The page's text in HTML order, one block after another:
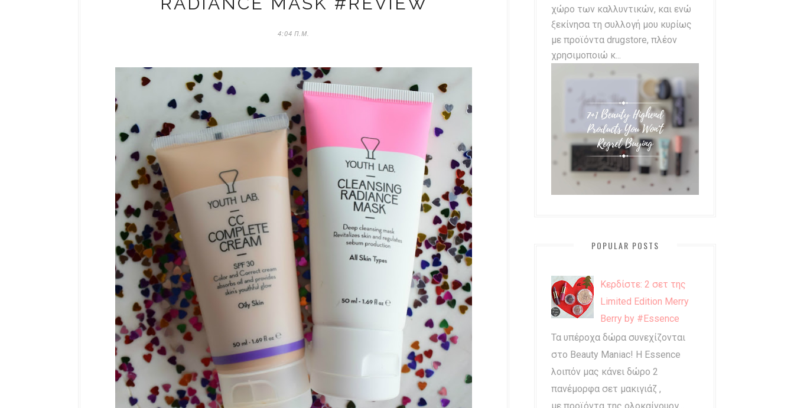
4:04 Π.Μ.
χώρο των καλλυντικών, και ενώ
ξεκίνησα τη συλλογή μου κυρίως
με προϊόντα drugstore, πλέον
χρησιμοποιώ κ...
POPULAR POSTS
Κερδίστε: 2 σετ της
Limited Edition Merry
Berry by #Essence
Τα υπέροχα δώρα συνεχίζονται
στο Beauty Maniac! Η Essence
λοιπόν μας κάνει δώρο 2
πανέμορφα σετ μακιγιάζ ,